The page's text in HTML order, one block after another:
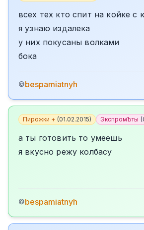
всех тех кто спит на койке с
я узнаю издалека
у них покусаны волками
бока
©bespamiatnyh
Пирожки + (01.02.2015) ЭкспромЪты (
а ты готовить то умеешь
я вкусно режу колбасу
©bespamiatnyh